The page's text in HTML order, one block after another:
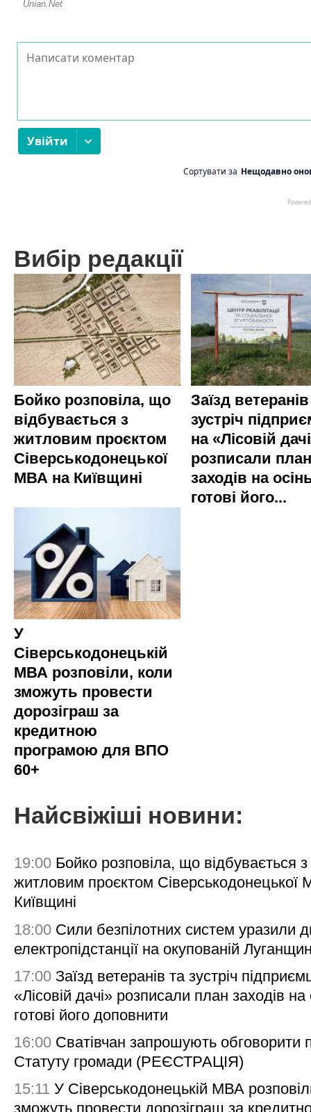
Вибір редакції
Бойко розповіла, що
відбувається з
житловим проєктом
Сіверськодонецької
МВА на Київщині
Заїзд
зустріч
на «Лісовій
розписали план
заходів на
готові його...
У
Сіверськодонецькій
МВА розповіли, коли
зможуть провести
дорозіграш за
кредитною
програмою для ВПО
60+
Найсвіжіші новини:
19:00 Бойко розповіла, що відбувається з
житловим проєктом Сіверськодонецької
Київщині
18:00 Сили безпілотних систем уразили
електропідстанції на окупованій
17:00 Заїзд ветеранів та зустріч
«Лісовій дачі» розписали план заходів на
готові його доповнити
16:00 Сватівчан запрошують обговорити
Статуту громади (РЕЄСТРАЦІЯ)
15:11 У Сіверськодонецькій МВА
зможуть провести дорозіграш за